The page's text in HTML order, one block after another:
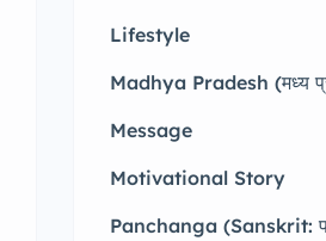
Lifestyle
Madhya Pradesh (मध्य
Message
Motivational Story
Panchanga (Sanskrit: